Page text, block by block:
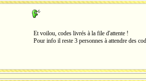
Et voilou, codes livrés à la file d'attente !
Pour info il reste 3 personnes à attendre des